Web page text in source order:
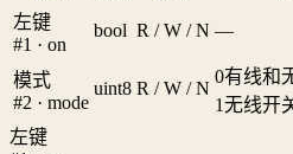
左键
#1 · on
bool R / W / N —
模式
#2 · mode
uint8 R / W / N
0有线和
1无线开
左键